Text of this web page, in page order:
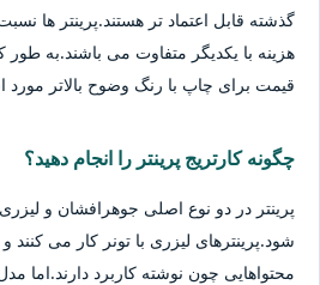
گذشته قابل اعتماد تر هستند.پرینتر ها
هزینه با یکدیگر متفاوت می باشند.به طور
قیمت برای چاپ با رنگ وضوح بالاتر مورد
چگونه کارتریج پرینتر را انجام دهید؟
پرینتر در دو نوع اصلی جوهرافشان و
شود.پرینترهای لیزری با تونر کار می کنند
محتواهایی چون نوشته کاربرد دارند.اما